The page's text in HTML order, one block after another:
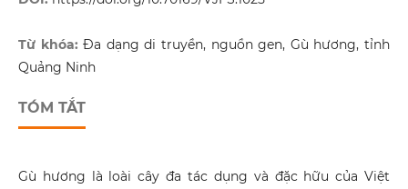
Từ khóa:Đa dạng di truyền, nguồn gen, Gù hương, tỉnh
Quảng Ninh
TÓM TẮT
Gù hương là loài cây đa tác dụng và đặc hữu của Việt